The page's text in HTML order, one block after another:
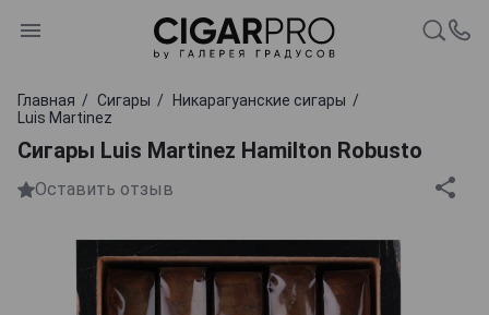
Главная Сигары
Никарагуанские сигары
Luis Martinez
Сигары Luis Martinez Hamilton Robusto
Оставить отзыв